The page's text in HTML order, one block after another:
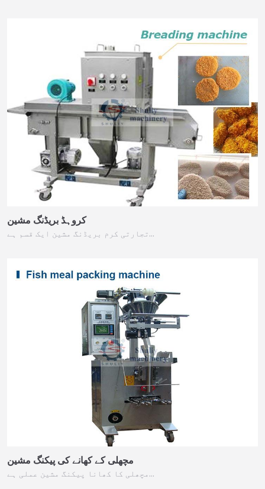
کروہڈ بریڈنگ مشین
تجارتی کرم بریڈنگ مشین ایک قسم ہے…
مچھلی کے کھانے کی پیکنگ مشین
مچھلی کا کھانا پیکنگ مشین عملی ہے…